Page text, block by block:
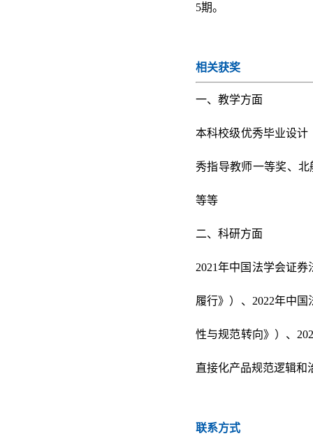
5期。
相关获奖
一、教学方面
本科校级优秀毕业设计
秀指导教师一等奖、
等等
二、 科研方面
2021年中国法学会证
履行》）、2022年中
性与规范转向》）、
直接化产品规范逻辑和
联系方式